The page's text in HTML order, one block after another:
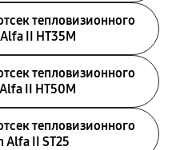
тепловизионного
II HT35M
тепловизионного
II HT50M
тепловизионного
Alfa II ST25